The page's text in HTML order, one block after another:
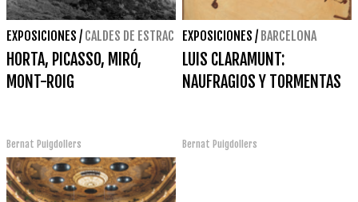
EXPOSICIONES / CALDES DE ESTRAC
HORTA, PICASSO, MIRÓ,
MONT-ROIG
Bernat Puigdollers
EXPOSICIONES / BARCELONA
LUIS CLARAMUNT:
NAUFRAGIOS Y TORMENTAS
Bernat Puigdollers